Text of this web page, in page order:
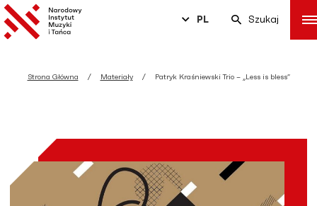
PL Szukaj
Strona Główna Materiały Patryk Kraśniewski Trio – „Less is bless”